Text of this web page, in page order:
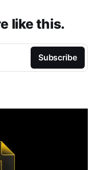
like this.
Subscribe